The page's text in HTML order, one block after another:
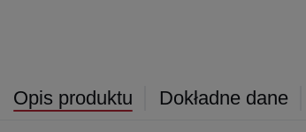
Opis produktu Dokładne dane